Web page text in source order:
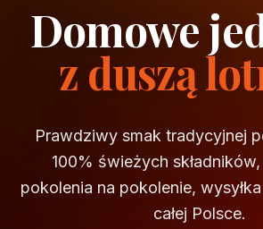
Domowe
z duszą
Prawdziwy smak tradycyjnej
100% świeżych
pokolenia na pokolenie,
całej Polsce.